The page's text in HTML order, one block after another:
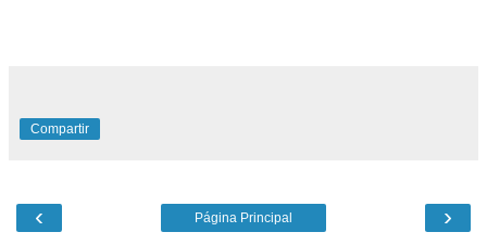
Compartir
‹ ›
Página Principal